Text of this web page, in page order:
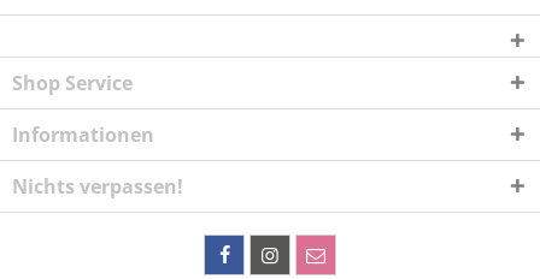
Shop Service
Informationen
Nichts verpassen!